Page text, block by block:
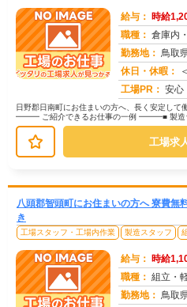
給与： 時給
職種： 倉庫内
勤務地： 鳥取
休日・休暇：
＜
工場PR： 安心・安定の工
日野郡日南町にお住まいの方へ、長く安定して
━━━ ご紹介できるお仕事の一例 ━━━■ 製造ラ
品（目視チェックなど）■ ...
工場求
八頭郡智頭町にお住まいの方へ 寮費無
き
工場スタッフ・工場内作業 製造スタッフ
給与： 時給
職種： 組立・
勤務地： 鳥取